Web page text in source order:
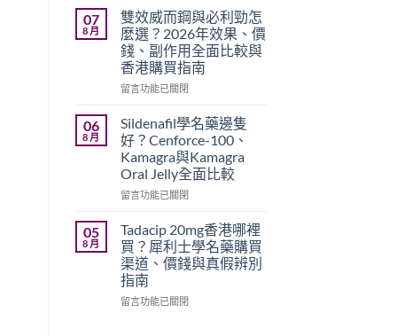
嗎？
Cialis
常
見
副
作
注
意
事
項
與
香
正
貨
購
買
指
南〉
而
鋼
香
港
價
錢
｜
Viagra
一
粒
多
少
廠
與
學
名
藥
07
8 月
雙效威而鋼與必利勁怎
麼選？2026年效果、價
錢、副作用全面比較與
香港購買指南
在
效
威
而
鋼
與
必
勁
怎
麼
選？
2026
年
留言功能已關閉
06
8 月
Sildenafil學名藥邊隻
好？Cenforce-100、
Kamagra與Kamagra
Oral Jelly全面比較
在
學
名
藥
邊
隻
好？
留言功能已關閉
05
8 月
Tadacip 20mg香港哪裡
買？犀利士學名藥購買
渠道、價錢與真假辨別
指南
在
留言功能已關閉